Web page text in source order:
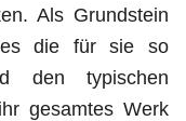
Als Grundstein
es die für sie so
den typischen
gesamtes Werk